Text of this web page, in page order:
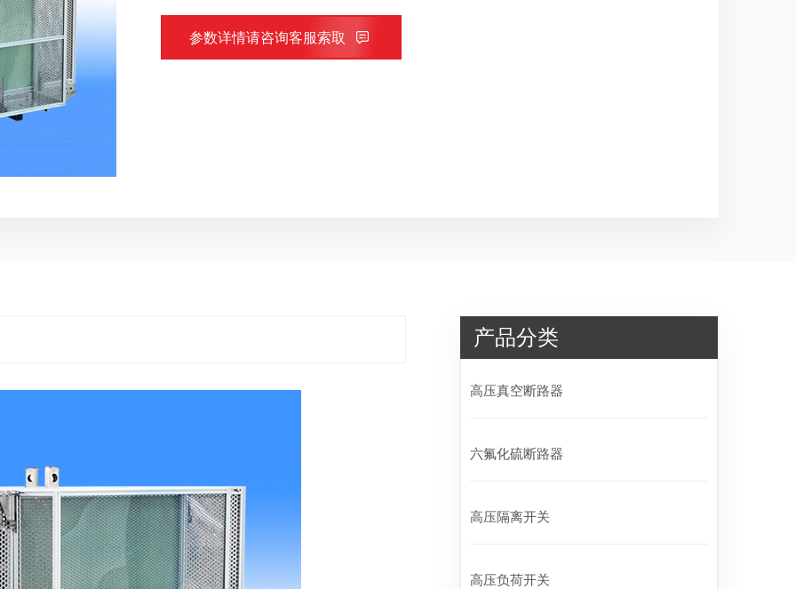
参数详情请咨询客服索取
产品分类
高压真空断路器
六氟化硫断路器
高压隔离开关
高压负荷开关